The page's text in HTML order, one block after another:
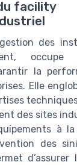
facility
des
occupe
la
Elle
des sites
à
des